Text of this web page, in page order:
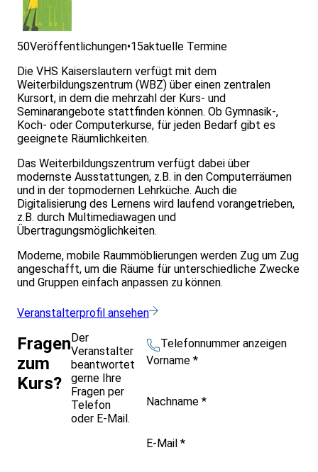
50Veröffentlichungen•15aktuelle Termine
Die VHS Kaiserslautern verfügt mit dem
Weiterbildungszentrum (WBZ) über einen zentralen
Kursort, in dem die mehrzahl der Kurs- und
Seminarangebote stattfinden können. Ob Gymnasik-,
Koch- oder Computerkurse, für jeden Bedarf gibt es
geeignete Räumlichkeiten.
Das Weiterbildungszentrum verfügt dabei über
modernste Ausstattungen, z.B. in den Computerräumen
und in der topmodernen Lehrküche. Auch die
Digitalisierung des Lernens wird laufend vorangetrieben,
z.B. durch Multimediawagen und
Übertragungsmöglichkeiten.
Moderne, mobile Raummöblierungen werden Zug um Zug
angeschafft, um die Räume für unterschiedliche Zwecke
und Gruppen einfach anpassen zu können.
Veranstalterprofil ansehen
Fragen
zum
Kurs?
Der
Veranstalter
beantwortet
gerne Ihre
Fragen per
Telefon
oder E-Mail.
Telefonnummer anzeigen
Vorname *
Nachname *
E-Mail *